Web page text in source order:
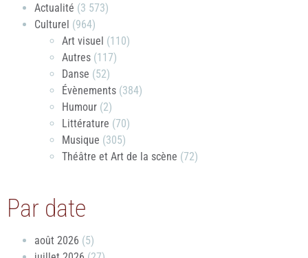
Actualité (3 573)
Culturel (964)
Art visuel (110)
Autres (117)
Danse (52)
Évènements (384)
Humour (2)
Littérature (70)
Musique (305)
Théâtre et Art de la scène (72)
Par date
août 2026 (5)